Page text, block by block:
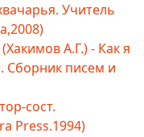
Учитель
А.Г.) - Как я
Сборник писем и
сост.
Press.1994)